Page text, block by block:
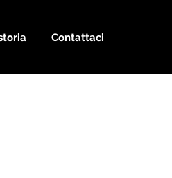
Contattaci